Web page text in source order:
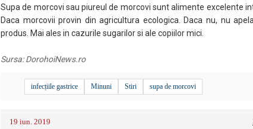
Supa de morcovi sau piureul de morcovi sunt alimente excelente
Daca morcovii provin din agricultura ecologica. Daca nu, nu
produs. Mai ales in cazurile sugarilor si ale copiilor mici.
Sursa:DorohoiNews.ro
infecțiile gastrice Minuni Stiri supa de morcovi
19 iun. 2019